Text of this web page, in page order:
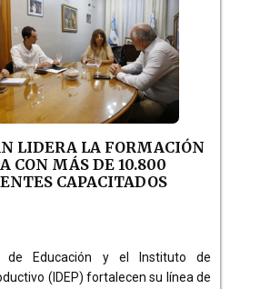
LIDERA LA FORMACIÓN
CON MÁS DE 10.800
CAPACITADOS
de Educación y el Instituto de
(IDEP) fortalecen su línea de